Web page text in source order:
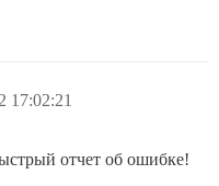
17:02:21
отчет об ошибке!